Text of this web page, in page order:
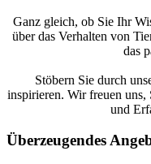
Ganz gleich, ob Sie Ihr
über das Verhalten von
das
Stöbern Sie durch
inspirieren. Wir freuen uns,
und
Überzeugendes